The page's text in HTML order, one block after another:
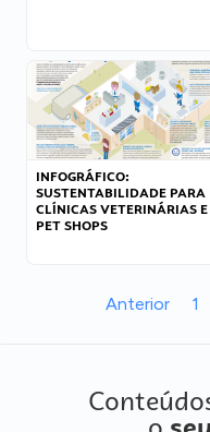
INFOGRÁFICO:
SUSTENTABILIDADE PARA
CLÍNICAS VETERINÁRIAS E
PET SHOPS
Anterior 1